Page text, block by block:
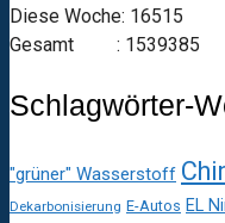
Diese Woche: 16515
Gesamt : 1539385
Schlagwörter-
"grüner" Wasserstoff
Dekarbonisierung E-Autos EL